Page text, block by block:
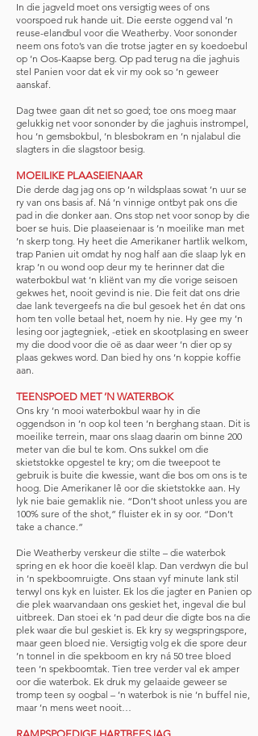
In die jagveld moet ons versigtig wees of ons
voorspoed ruk hande uit. Die eerste oggend val ’n
reuse-elandbul voor die Weatherby. Voor sononder
neem ons foto’s van die trotse jagter en sy koedoebul
op ’n Oos-Kaapse berg. Op pad terug na die jaghuis
stel Panien voor dat ek vir my ook so ’n geweer
aanskaf.
Dag twee gaan dit net so goed; toe ons moeg maar
gelukkig net voor sononder by die jaghuis instrompel,
hou ’n gemsbokbul, ’n blesbokram en ’n njalabul die
slagters in die slagstoor besig.
MOEILIKE PLAASEIENAAR
Die derde dag jag ons op ’n wildsplaas sowat ’n uur se
ry van ons basis af. Ná ’n vinnige ontbyt pak ons die
pad in die donker aan. Ons stop net voor sonop by die
boer se huis. Die plaaseienaar is ’n moeilike man met
’n skerp tong. Hy heet die Amerikaner hartlik welkom,
trap Panien uit omdat hy nog half aan die slaap lyk en
krap ’n ou wond oop deur my te herinner dat die
waterbokbul wat ’n kliënt van my die vorige seisoen
gekwes het, nooit gevind is nie. Die feit dat ons drie
dae lank tevergeefs na die bul gesoek het én dat ons
hom ten volle betaal het, noem hy nie. Hy gee my ’n
lesing oor jagtegniek, -etiek en skootplasing en sweer
my die dood voor die oë as daar weer ’n dier op sy
plaas gekwes word. Dan bied hy ons ’n koppie koffie
aan.
TEENSPOED MET ’N WATERBOK
Ons kry ’n mooi waterbokbul waar hy in die
oggendson in ’n oop kol teen ’n berghang staan. Dit is
moeilike terrein, maar ons slaag daarin om binne 200
meter van die bul te kom. Ons sukkel om die
skietstokke opgestel te kry; om die tweepoot te
gebruik is buite die kwessie, want die bos om ons is te
hoog. Die Amerikaner lê oor die skietstokke aan. Hy
lyk nie baie gemaklik nie. “Don’t shoot unless you are
100% sure of the shot,” fluister ek in sy oor. “Don’t
take a chance.”
Die Weatherby verskeur die stilte – die waterbok
spring en ek hoor die koeël klap. Dan verdwyn die bul
in ’n spekboomruigte. Ons staan vyf minute lank stil
terwyl ons kyk en luister. Ek los die jagter en Panien op
die plek waarvandaan ons geskiet het, ingeval die bul
uitbreek. Dan stoei ek ’n pad deur die digte bos na die
plek waar die bul geskiet is. Ek kry sy wegspringspore,
maar geen bloed nie. Versigtig volg ek die spore deur
’n tonnel in die spekboom en kry ná 50 tree bloed
teen ’n spekboomtak. Tien tree verder val ek amper
oor die waterbok. Ek druk my gelaaide geweer se
tromp teen sy oogbal – ’n waterbok is nie ’n buffel nie,
maar ’n mens weet nooit…